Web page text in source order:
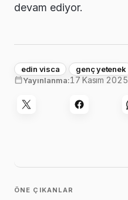
devam ediyor.
edin visca genç yetenek
Yayınlanma:17 Kasım
ÖNE ÇIKANLAR